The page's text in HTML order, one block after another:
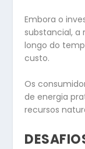
Embora o
substancial, a
longo do
custo.
Os
de energia
recursos